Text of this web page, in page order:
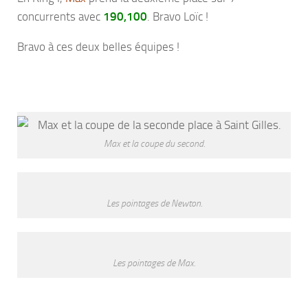
concurrents avec 190,100. Bravo Loïc !
Bravo à ces deux belles équipes !
Max et la coupe du second.
Les pointages de Newton.
Les pointages de Max.